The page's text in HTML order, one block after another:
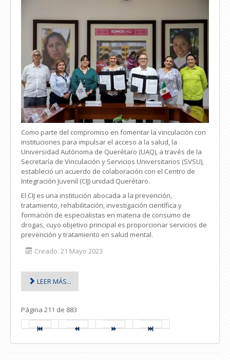
Como parte del compromiso en fomentar la vinculación con
instituciones para impulsar el acceso a la salud, la
Universidad Autónoma de Querétaro (UAQ), a través de la
Secretaría de Vinculación y Servicios Universitarios (SVSU),
estableció un acuerdo de colaboración con el Centro de
Integración Juvenil (CIJ) unidad Querétaro.
El CIJ es una institución abocada a la prevención,
tratamiento, rehabilitación, investigación científica y
formación de especialistas en materia de consumo de
drogas, cuyo objetivo principal es proporcionar servicios de
prevención y tratamiento en salud mental.
Creado: 21 Mayo 2023
LEER MÁS...
Página 211 de 883